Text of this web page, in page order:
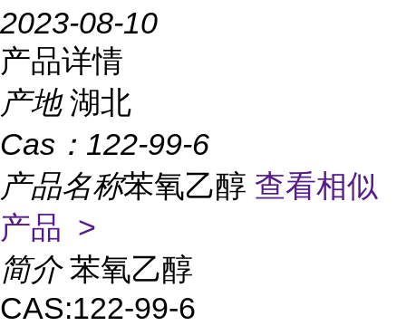
2023-08-10
产品详情
产地 湖北
Cas： 122-99-6
产品名称苯氧乙醇 查看相似
产品 >
简介 苯氧乙醇
CAS:122-99-6